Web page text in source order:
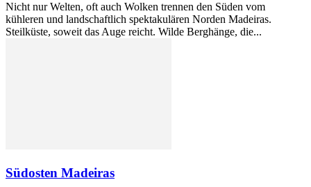
Nicht nur Welten, oft auch Wolken trennen den Süden vom
kühleren und landschaftlich spektakulären Norden Madeiras.
Steilküste, soweit das Auge reicht. Wilde Berghänge, die...
Südosten Madeiras